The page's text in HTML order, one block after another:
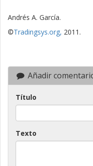
Andrés A. García.
©Tradingsys.org, 2011.
Añadir
Título
Texto